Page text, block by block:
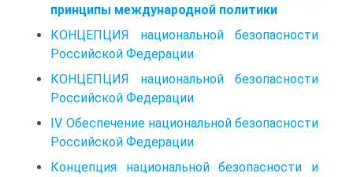
принципы международной политики
КОНЦЕПЦИЯ национальной безопасности
Российской Федерации
КОНЦЕПЦИЯ национальной безопасности
Российской Федерации
IV. Обеспечение национальной безопасности
Российской Федерации
Концепция национальной безопасности и